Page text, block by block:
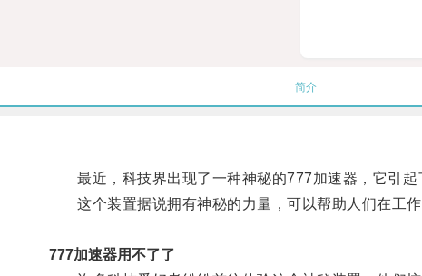
简介
最近，科技界出现了一种神秘的777加速器，它引起
这个装置据说拥有神秘的力量，可以帮助人们在工作
777加速器用不了了